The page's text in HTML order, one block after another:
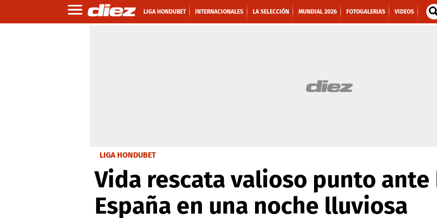
LIGA HONDUBET INTERNACIONALES LA SELECCIÓN MUNDIAL 2026 FOTOGALERIAS VIDEOS
LIGA HONDUBET
Vida rescata valioso punto ante
España en una noche lluviosa